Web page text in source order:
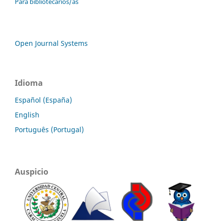
Open Journal Systems
Idioma
Español (España)
English
Português (Portugal)
Auspicio